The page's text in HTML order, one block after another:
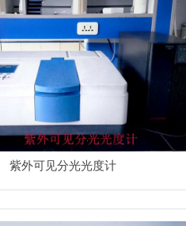
紫外可见分光光度计